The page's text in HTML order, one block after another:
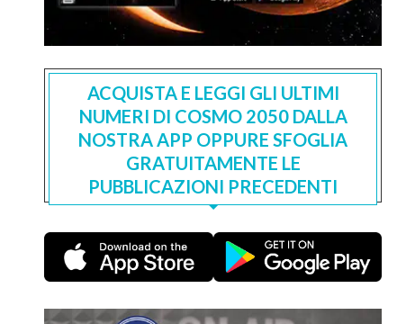
ACQUISTA E LEGGI GLI ULTIMI
NUMERI DI COSMO 2050 DALLA
NOSTRA APP OPPURE SFOGLIA
GRATUITAMENTE LE
PUBBLICAZIONI PRECEDENTI